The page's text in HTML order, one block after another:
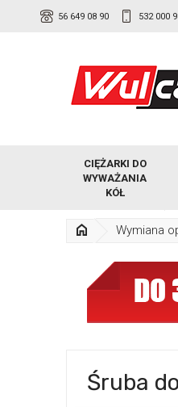
56 649 08 90 532 000
CIĘŻARKI DO
WYWAŻANIA
KÓŁ
Wymiana
Śruba